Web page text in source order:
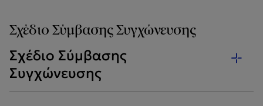
Σχέδιο Σύμβασης Συγχώνευσης
Σχέδιο Σύμβασης
Συγχώνευσης